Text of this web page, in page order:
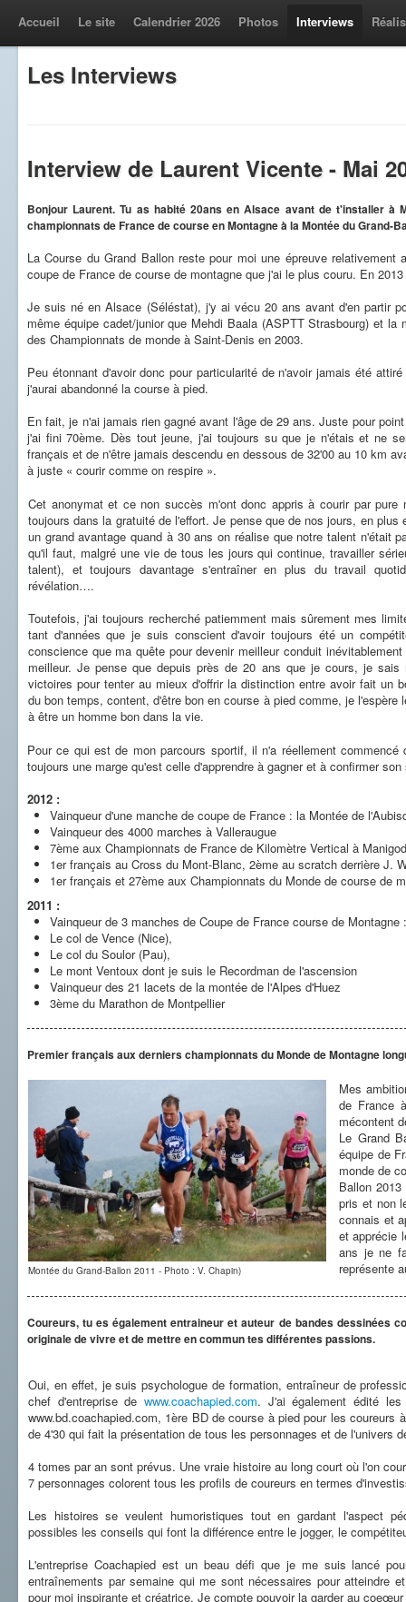
Accueil Le site Calendrier 2026 Photos Interviews
Les Interviews
Interview de Laurent Vicente - Mai
Bonjour Laurent. Tu as habité 20ans en Alsace avant de t'installer
championnats de France de course en Montagne à la Montée du
La Course du Grand Ballon reste pour moi une épreuve
coupe de France de course de montagne que j'ai le plus couru. En
Je suis né en Alsace (Séléstat), j'y ai vécu 20 ans avant d'en partir
même équipe cadet/junior que Mehdi Baala (ASPTT Strasbourg) et
des Championnats de monde à Saint-Denis en 2003.
Peu étonnant d'avoir donc pour particularité de n'avoir jamais été
j'aurai abandonné la course à pied.
En fait, je n'ai jamais rien gagné avant l'âge de 29 ans. Juste pour
j'ai fini 70ème. Dès tout jeune, j'ai toujours su que je n'étais et ne
français et de n'être jamais descendu en dessous de 32'00 au 10 km
à juste « courir comme on respire ».
Cet anonymat et ce non succès m'ont donc appris à courir par pure
toujours dans la gratuité de l'effort. Je pense que de nos jours, en plus
un grand avantage quand à 30 ans on réalise que notre talent n'était
qu'il faut, malgré une vie de tous les jours qui continue, travailler
talent), et toujours davantage s'entraîner en plus du travail
révélation….
Toutefois, j'ai toujours recherché patiemment mais sûrement mes
tant d'années que je suis conscient d'avoir toujours été un
conscience que ma quête pour devenir meilleur conduit
meilleur. Je pense que depuis près de 20 ans que je cours, je sais
victoires pour tenter au mieux d'offrir la distinction entre avoir fait un
du bon temps, content, d'être bon en course à pied comme, je l'espère
à être un homme bon dans la vie.
Pour ce qui est de mon parcours sportif, il n'a réellement
toujours une marge qu'est celle d'apprendre à gagner et à confirmer
2012 :
Vainqueur d'une manche de coupe de France : la Montée de
Vainqueur des 4000 marches à Valleraugue
7ème aux Championnats de France de Kilomètre Vertical à
1er français au Cross du Mont-Blanc, 2ème au scratch derrière J.
1er français et 27ème aux Championnats du Monde de course de
2011 :
Vainqueur de 3 manches de Coupe de France course de Montagne :
Le col de Vence (Nice),
Le col du Soulor (Pau),
Le mont Ventoux dont je suis le Recordman de l'ascension
Vainqueur des 21 lacets de la montée de l'Alpes d'Huez
3ème du Marathon de Montpellier
Premier français aux derniers championnats du Monde de Montagne
Montée du Grand-Ballon 2011 - Photo : V. Chapin)
Mes
de France
mécontent
Le Grand
équipe de
monde de
Ballon
pris et non
connais et
et apprécie
ans je ne
représente
Coureurs, tu es également entraineur et auteur de bandes dessinées
originale de vivre et de mettre en commun tes différentes passions.
Oui, en effet, je suis psychologue de formation, entraîneur de
chef d'entreprise de www.coachapied.com. J'ai également édité
www.bd.coachapied.com, 1ère BD de course à pied pour les
de 4'30 qui fait la présentation de tous les personnages et de l'univers
4 tomes par an sont prévus. Une vraie histoire au long court où l'on
7 personnages colorent tous les profils de coureurs en termes
Les histoires se veulent humoristiques tout en gardant l'aspect
possibles les conseils qui font la différence entre le jogger, le
L'entreprise Coachapied est un beau défi que je me suis lancé
entraînements par semaine qui me sont nécessaires pour atteindre
pour moi inspirante et créatrice. Je compte pouvoir la garder au